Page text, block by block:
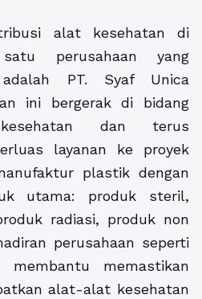
alat kesehatan di
perusahaan yang
PT. Syaf Unica
ini bergerak di bidang
dan terus
layanan ke proyek
plastik dengan
utama: produk steril,
radiasi, produk non
perusahaan seperti
memastikan
alat-alat kesehatan